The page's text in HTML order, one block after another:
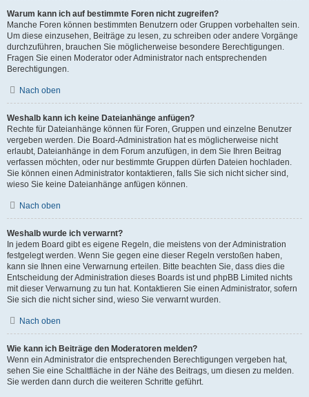
Warum kann ich auf bestimmte Foren nicht zugreifen?
Manche Foren können bestimmten Benutzern oder Gruppen vorbehalten sein.
Um diese einzusehen, Beiträge zu lesen, zu schreiben oder andere Vorgänge
durchzuführen, brauchen Sie möglicherweise besondere Berechtigungen.
Fragen Sie einen Moderator oder Administrator nach entsprechenden
Berechtigungen.
Nach oben
Weshalb kann ich keine Dateianhänge anfügen?
Rechte für Dateianhänge können für Foren, Gruppen und einzelne Benutzer
vergeben werden. Die Board-Administration hat es möglicherweise nicht
erlaubt, Dateianhänge in dem Forum anzufügen, in dem Sie Ihren Beitrag
verfassen möchten, oder nur bestimmte Gruppen dürfen Dateien hochladen.
Sie können einen Administrator kontaktieren, falls Sie sich nicht sicher sind,
wieso Sie keine Dateianhänge anfügen können.
Nach oben
Weshalb wurde ich verwarnt?
In jedem Board gibt es eigene Regeln, die meistens von der Administration
festgelegt werden. Wenn Sie gegen eine dieser Regeln verstoßen haben,
kann sie Ihnen eine Verwarnung erteilen. Bitte beachten Sie, dass dies die
Entscheidung der Administration dieses Boards ist und phpBB Limited nichts
mit dieser Verwarnung zu tun hat. Kontaktieren Sie einen Administrator, sofern
Sie sich die nicht sicher sind, wieso Sie verwarnt wurden.
Nach oben
Wie kann ich Beiträge den Moderatoren melden?
Wenn ein Administrator die entsprechenden Berechtigungen vergeben hat,
sehen Sie eine Schaltfläche in der Nähe des Beitrags, um diesen zu melden.
Sie werden dann durch die weiteren Schritte geführt.